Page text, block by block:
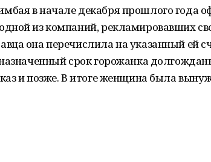
в начале декабря прошлого года
из компаний, рекламировавших
она перечислила на указанный ей
срок горожанка
и позже. В итоге женщина была